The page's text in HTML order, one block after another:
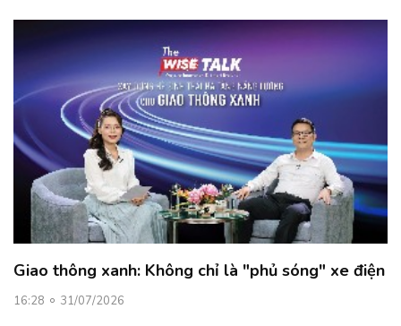
Giao thông xanh: Không chỉ là "phủ sóng" xe điện
16:28 31/07/2026